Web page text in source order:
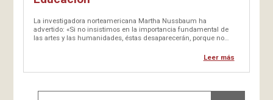
La investigadora norteamericana Martha Nussbaum ha
advertido: «Si no insistimos en la importancia fundamental de
las artes y las humanidades, éstas desaparecerán, porque no
valioso: para formar un mundo en el que valga la pena vivir.»
Leer más